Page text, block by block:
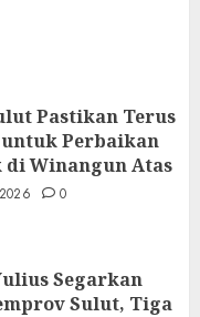
Pastikan Terus
Perbaikan
di Winangun Atas
0
Segarkan
Sulut, Tiga